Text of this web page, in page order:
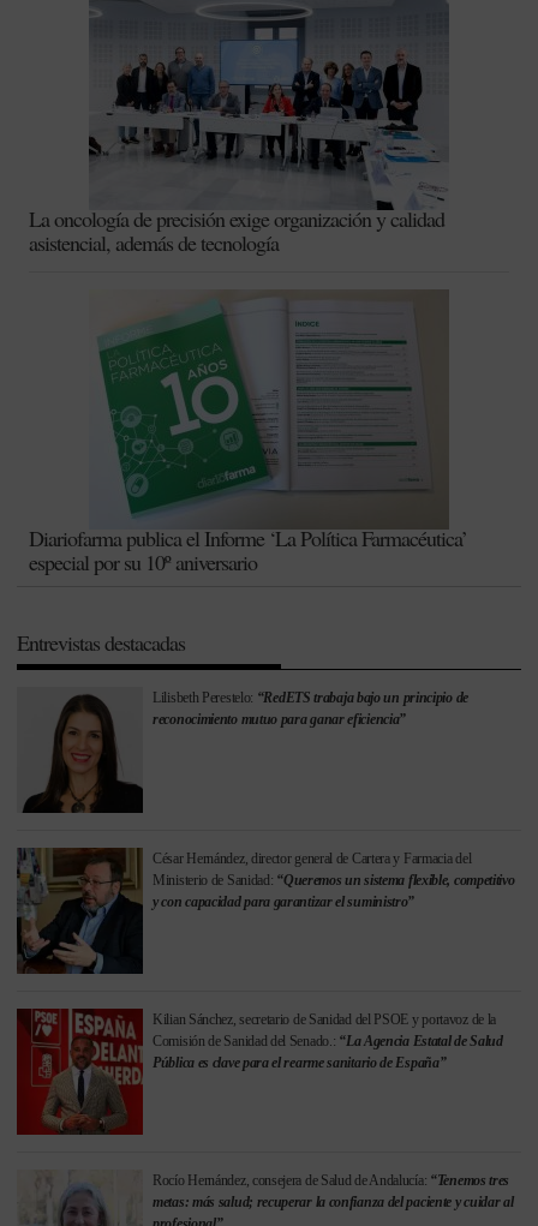
La oncología de precisión exige organización y calidad
asistencial, además de tecnología
Diariofarma publica el Informe ‘La Política Farmacéutica’
especial por su 10º aniversario
Entrevistas destacadas
Lilisbeth Perestelo: “RedETS trabaja bajo un principio de
reconocimiento mutuo para ganar eficiencia”
César Hernández, director general de Cartera y Farmacia del
Ministerio de Sanidad: “Queremos un sistema flexible, competitivo
y con capacidad para garantizar el suministro”
Kilian Sánchez, secretario de Sanidad del PSOE y portavoz de la
Comisión de Sanidad del Senado.: “La Agencia Estatal de Salud
Pública es clave para el rearme sanitario de España”
Rocío Hernández, consejera de Salud de Andalucía: “Tenemos tres
metas: más salud; recuperar la confianza del paciente y cuidar al